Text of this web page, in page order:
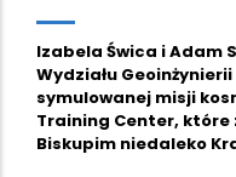
Izabela Świca i Adam
Wydziału
symulowanej misji
Training Center, które
Biskupim niedaleko